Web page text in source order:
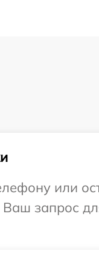
или
Ваш запрос